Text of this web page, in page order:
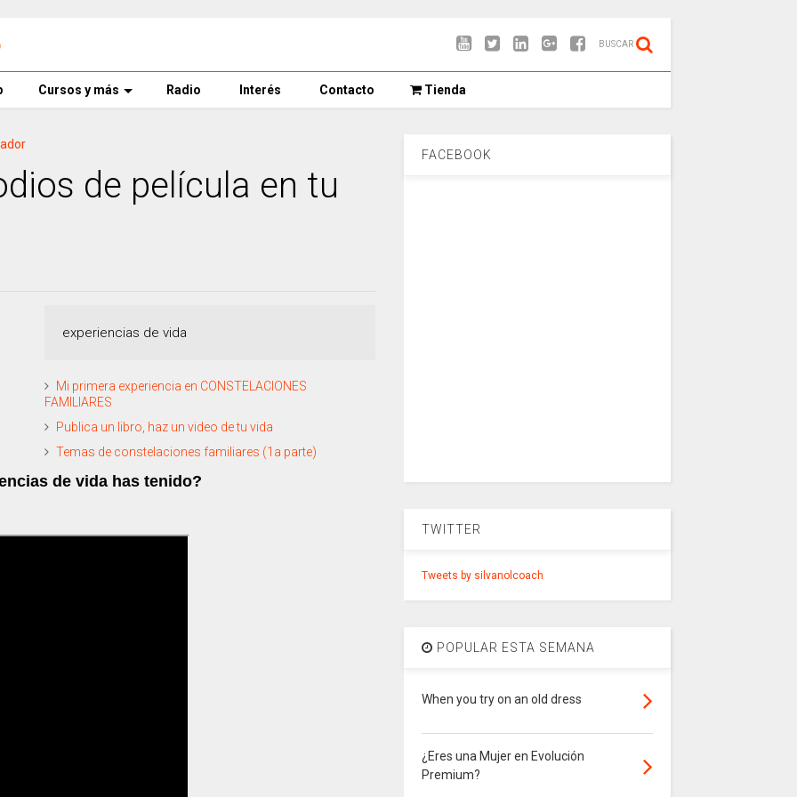
BUSCAR
Cursos y más Radio Interés Contacto Tienda
de película en tu
experiencias de vida
Mi primera experiencia en CONSTELACIONES
FAMILIARES
Publica un libro, haz un video de tu vida
Temas de constelaciones familiares (1a parte)
de vida has tenido?
FACEBOOK
TWITTER
Tweets by silvanolcoach
POPULAR ESTA SEMANA
When you try on an old dress
¿Eres una Mujer en Evolución
Premium?